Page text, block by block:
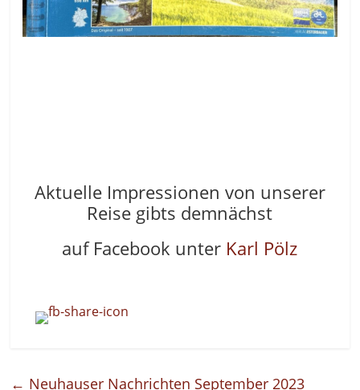
Aktuelle Impressionen von unserer
Reise gibts demnächst
auf Facebook unter Karl Pölz
← Neuhauser Nachrichten September 2023